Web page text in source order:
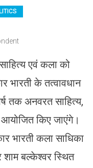
एवं कला को
भारती के तत्वावधान
तक अनवरत साहित्य,
किए जाएंगे।
भारती कला साधिका
शाम बल्केश्वर स्थित